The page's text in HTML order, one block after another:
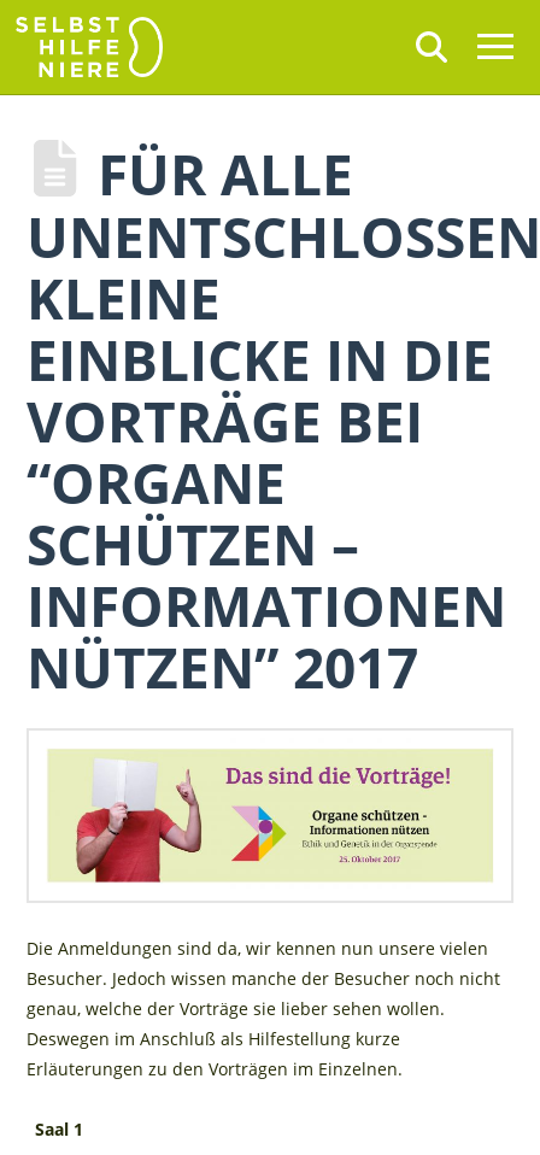
FÜR ALLE
KLEINE
EINBLICKE IN DIE
VORTRÄGE BEI
“ORGANE
SCHÜTZEN –
INFORMATIONEN
NÜTZEN” 2017
Die Anmeldungen sind da, wir kennen nun unsere vielen
Besucher. Jedoch wissen manche der Besucher noch nicht
genau, welche der Vorträge sie lieber sehen wollen.
Deswegen im Anschluß als Hilfestellung kurze
Erläuterungen zu den Vorträgen im Einzelnen.
Saal 1